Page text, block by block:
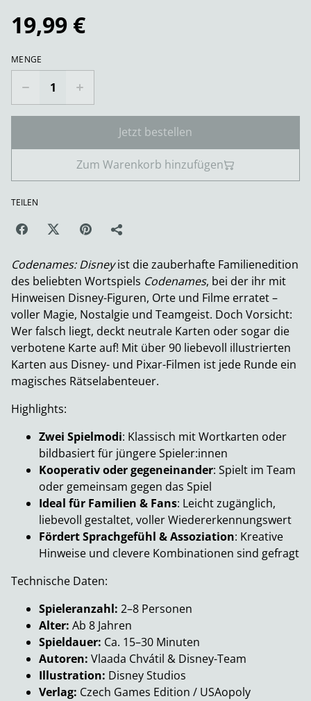
19,99 €
MENGE
Jetzt bestellen
Zum Warenkorb hinzufügen
TEILEN
Codenames: Disneyist die zauberhafte Familienedition
des beliebten Wortspiels Codenames, bei der ihr mit
Hinweisen Disney-Figuren, Orte und Filme erratet –
voller Magie, Nostalgie und Teamgeist. Doch Vorsicht:
Wer falsch liegt, deckt neutrale Karten oder sogar die
verbotene Karte auf! Mit über 90 liebevoll illustrierten
Karten aus Disney- und Pixar-Filmen ist jede Runde ein
magisches Rätselabenteuer.
Highlights:
Zwei Spielmodi: Klassisch mit Wortkarten oder
bildbasiert für jüngere Spieler:innen
Kooperativ oder gegeneinander: Spielt im Team
oder gemeinsam gegen das Spiel
Ideal für Familien & Fans: Leicht zugänglich,
liebevoll gestaltet, voller Wiedererkennungswert
Fördert Sprachgefühl & Assoziation: Kreative
Hinweise und clevere Kombinationen sind gefragt
Technische Daten:
Spieleranzahl: 2–8 Personen
Alter: Ab 8 Jahren
Spieldauer: Ca. 15–30 Minuten
Autoren: Vlaada Chvátil & Disney-Team
Illustration: Disney Studios
Verlag: Czech Games Edition / USAopoly